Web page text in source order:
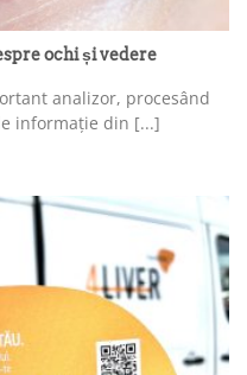
ochi și vedere
analizor, procesând
informație din [...]